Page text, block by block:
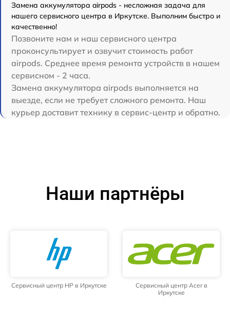
Замена аккумулятора airpods - несложная задача для
нашего сервисного центра в Иркутске. Выполним быстро и
качественно!
Позвоните нам и наш сервисного центра
проконсультирует и озвучит стоимость работ
airpods. Среднее время ремонта устройств в нашем
сервисном - 2 часа.
Замена аккумулятора airpods выполняется на
выезде, если не требует сложного ремонта. Наш
курьер доставит технику в сервис-центр и обратно.
Наши партнёры
Сервисный центр HP в Иркутске
Сервисный центр Acer в
Иркутске